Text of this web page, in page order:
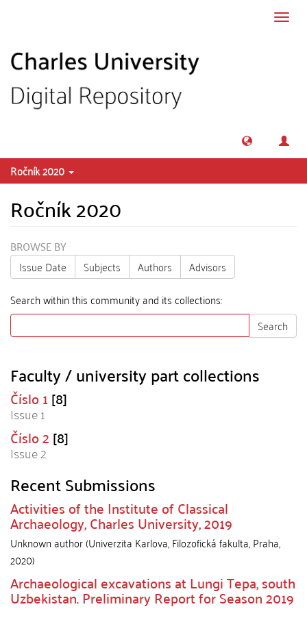
Ročník 2020
Ročník 2020
BROWSE BY
Issue Date
Subjects Authors
Advisors
Search within this community and its collections:
Search
Faculty / university part collections
Číslo 1[8]
Issue 1
Číslo 2[8]
Issue 2
Recent Submissions
Activities of the Institute of Classical
Archaeology, Charles University, 2019
Unknown author(Univerzita Karlova, Filozofická fakulta,Praha,
2020)
Archaeological excavations at Lungi Tepa, south
Uzbekistan. Preliminary Report for Season 2019